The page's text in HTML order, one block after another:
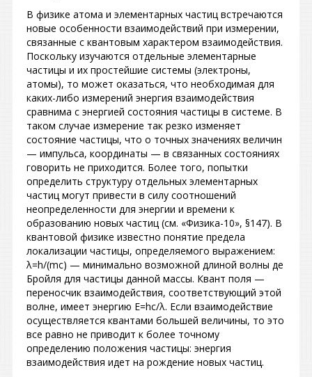
В физике атома и элементарных частиц встречаются
новые особенности взаимодействий при измерении,
связанные с квантовым характером взаимодействия.
Поскольку изучаются отдельные элементарные
частицы и их простейшие системы (электроны,
атомы), то может оказаться, что необходимая для
каких-либо измерений энергия взаимодействия
сравнима с энергией состояния частицы в системе. В
таком случае измерение так резко изменяет
состояние частицы, что о точных значениях величин
— импульса, координаты — в связанных состояниях
говорить не приходится. Более того, попытки
определить структуру отдельных элементарных
частиц могут привести в силу соотношений
неопределенности для энергии и времени к
образованию новых частиц (см. «Физика-10», §147). В
квантовой физике известно понятие предела
локализации частицы, определяемого выражением:
λ=h/(mc) — минимально возможной длиной волны де
Бройля для частицы данной массы. Квант поля —
переносчик взаимодействия, соответствующий этой
волне, имеет энергию E=hc/λ. Если взаимодействие
осуществляется квантами большей величины, то это
все равно не приводит к более точному
определению положения частицы: энергия
взаимодействия идет на рождение новых частиц.